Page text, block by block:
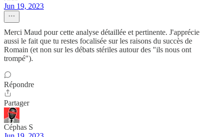
Jun 19, 2023
Merci Maud pour cette analyse détaillée et pertinente. J'apprécie
aussi le fait que tu restes focalisée sur les raisons du succès de
Romain (et non sur les débats stériles autour des "ils nous ont
trompé").
Répondre
Partager
Céphas S